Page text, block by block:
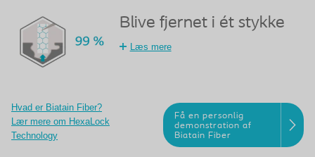
Blive fjernet i ét stykke
Læs mere
Hvad er Biatain Fiber?
Lær mere om HexaLock
Technology
Få en personlig
demonstration af
Biatain Fiber